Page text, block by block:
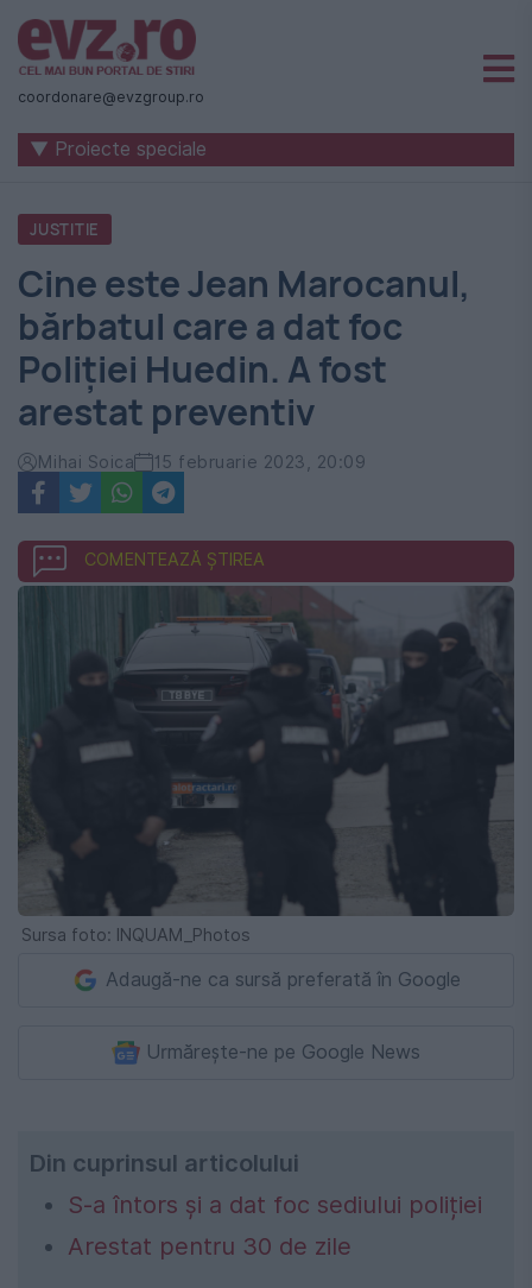
Știri
naționale
internaționale
România
-
Evenimentul
Zilei
coordonare@evzgroup.ro
▼ Proiecte speciale
JUSTITIE
Cine este Jean Marocanul,
bărbatul care a dat foc
Poliției Huedin. A fost
arestat preventiv
Mihai Soica 15 februarie 2023, 20:09
COMENTEAZĂ ȘTIREA
Sursa foto: INQUAM_Photos
Adaugă-ne ca sursă preferată în Google
Urmărește-ne pe Google News
Din cuprinsul articolului
S-a întors și a dat foc sediului poliției
Arestat pentru 30 de zile